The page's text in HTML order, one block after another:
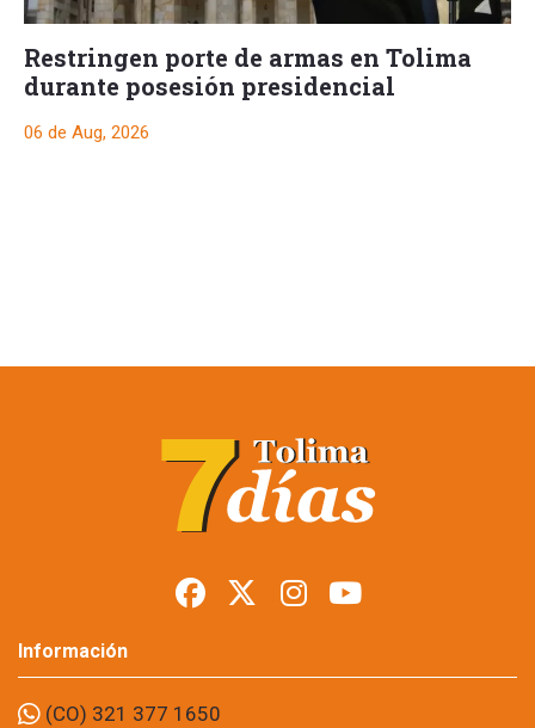
Restringen porte de armas en Tolima
durante posesión presidencial
06 de Aug, 2026
armas en Tolima
durante posesión
presidencial
Foto: suministrada a Tolima7Días.